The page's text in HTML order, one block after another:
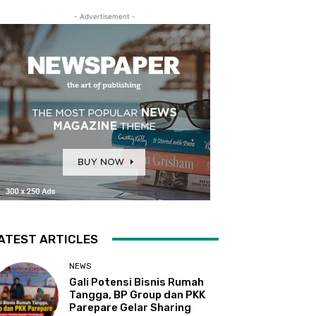
- Advertisement -
ARTICLES
NEWS
Gali Potensi Bisnis Rumah
Tangga, BP Group dan PKK
Parepare Gelar Sharing